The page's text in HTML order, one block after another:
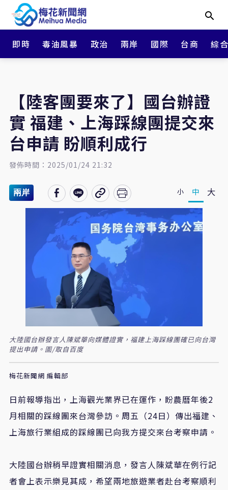
即時 毒油風暴 政治 兩岸 國際 台商 綜
【陸客團要來了】國台辦證
實 福建、上海踩線團提交來
台申請 盼順利成行
發佈時間：2025/01/24 21:32
兩岸 小 中 大
大陸國台辦發言人陳斌華向媒體證實，福建上海踩線團確已向台灣
提出申請。圖/取自百度
梅花新聞網 編輯部
日前報導指出，上海觀光業界已在運作，盼農曆年後2
月相關的踩線團來台灣參訪。周五（24日）傳出福建、
上海旅行業組成的踩線團已向我方提交來台考察申請。
大陸國台辦稍早證實相關消息，發言人陳斌華在例行記
者會上表示樂見其成，希望兩地旅遊業者赴台考察順利